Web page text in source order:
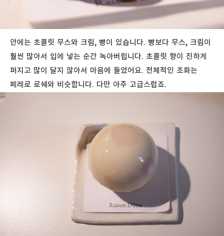
안에는 초콜릿 무스와 크림, 빵이 있습니다. 빵보다 무스, 크림이
훨씬 많아서 입에 넣는 순간 녹아버립니다. 초콜릿 향이 진하게
퍼지고 많이 달지 않아서 마음에 들었어요. 전체적인 조화는
페레로 로쉐와 비슷합니다. 다만 아주 고급스럽죠.